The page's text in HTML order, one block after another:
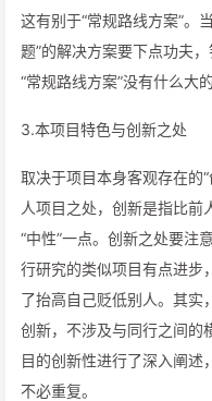
这有别于“常规路线方案”。
题”的解决方案要下点功夫
“常规路线方案”没有什么大的
3.本项目特色与创新之处
取决于项目本身客观存在的
人项目之处，创新是指比前
“中性”一点。创新之处要注
行研究的类似项目有点进步
了抬高自己贬低别人。其实
创新，不涉及与同行之间的
目的创新性进行了深入阐述
不必重复。